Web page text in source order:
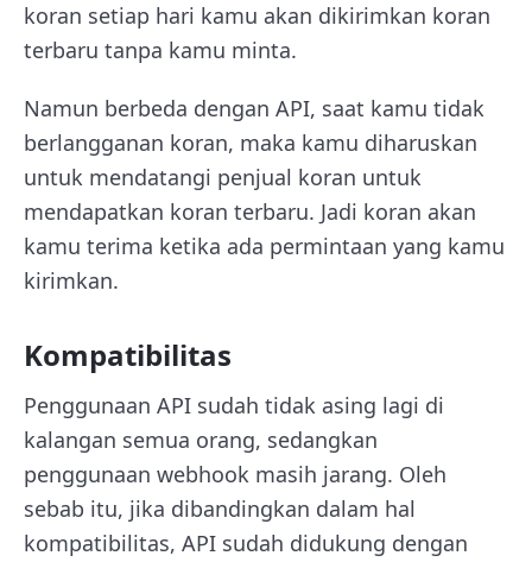
koran setiap hari kamu akan dikirimkan koran
terbaru tanpa kamu minta.
Namun berbeda dengan API, saat kamu tidak
berlangganan koran, maka kamu diharuskan
untuk mendatangi penjual koran untuk
mendapatkan koran terbaru. Jadi koran akan
kamu terima ketika ada permintaan yang kamu
kirimkan.
Kompatibilitas
Penggunaan API sudah tidak asing lagi di
kalangan semua orang, sedangkan
penggunaan webhook masih jarang. Oleh
sebab itu, jika dibandingkan dalam hal
kompatibilitas, API sudah didukung dengan